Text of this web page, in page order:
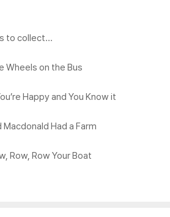
to collect…
Wheels on the Bus
Happy and You Know it
Had a Farm
Row, Row Your Boat